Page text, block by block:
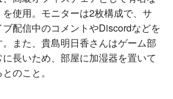
を使用。モニターは2枚構成で、サ
配信中のコメントやDiscordなどを
また、貴島明日香さんはゲーム部
長いため、部屋に加湿器を置いて
のこと。